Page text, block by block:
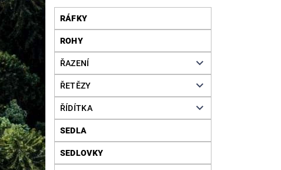
RÁFKY
ROHY
ŘAZENÍ
ŘETĚZY
ŘÍDÍTKA
SEDLA
SEDLOVKY